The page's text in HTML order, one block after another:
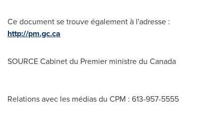
Ce document se trouve également à l'adresse :
http://pm.gc.ca
SOURCE Cabinet du Premier ministre du Canada
Relations avec les médias du CPM : 613-957-5555